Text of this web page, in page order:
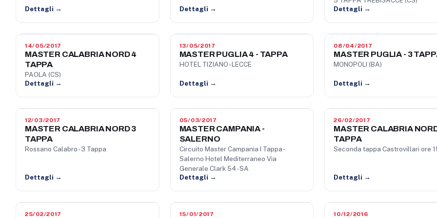
Dettagli → Dettagli →
Dettagli →
14/05/2017
MASTER CALABRIA NORD 4
TAPPA
PAOLA (CS)
Dettagli →
13/05/2017
MASTER PUGLIA 4 - TAPPA
HOTEL TIZIANO - LECCE
Dettagli →
08/04/2017
MASTER PUGLIA - 3
MONOPOLI (BA)
Dettagli →
12/03/2017
MASTER CALABRIA NORD 3
TAPPA
Rossano Calabro - 3 Tappa
Dettagli →
05/03/2017
MASTER CAMPANIA -
SALERNO
Circuito Master Campania I Tappa -
Salerno Hotel Mediterraneo Via
Generale Clark 54 - SA
Dettagli →
26/02/2017
MASTER CALABRIA
TAPPA
Seconda tappa Castrovillari ore
Dettagli →
25/02/2017 15/01/2017 10/12/2016